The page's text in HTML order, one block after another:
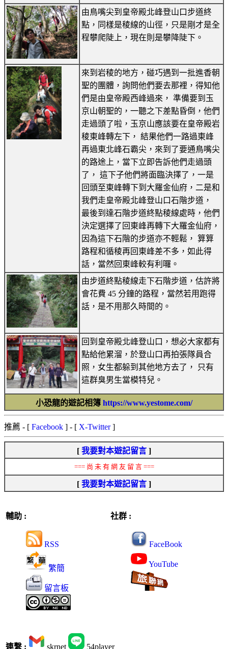
由鳥嘴尖到皇帝殿北峰登山口步道終
點，同樣是稜線的山徑，只是剛才是全
程攀爬陡上，現在則是攀降陡下。
來到岩稜的地方，碰巧遇到一批進香朝
聖的團體，詢問他們要去那裡，得知他
們是由皇帝殿西峰過來， 準備要到玉
京山朝聖的，一聽之下差點昏倒，他們
走過頭了啦，玉京山應該要在皇帝殿岩
稜東峰轉左下， 結果他們一路過東峰
再過東北峰石霸尖，來到了要通鳥嘴尖
的路途上，當下立即告訴他們走過頭
了， 這下子他們將面臨決擇了，一是
回頭至東峰轉下到大羅金仙府，二是和
我們走皇帝殿北峰登山口石階步道，
最後到達石階步道終點稜線處時，他們
決定選擇了回東峰再轉下大羅金仙府，
因為這下石階的步道亦不輕鬆， 算算
路程和循稜再回東峰差不多，如此得
話，當然回東峰較有利囉。
由步道終點稜線走下石階步道，估許將
會花費 45 分鐘的路程，當然若用跑得
話，是不用那久時間的。
回到皇帝殿北峰登山口，想必大家都有
點給他累溜，於登山口再拍張隊員合
照，女生都躲到其他地方去了， 只有
這群臭男生當模特兒。
小恐龍的遊記相簿 https://www.yestome.com/
推薦 - [ Facebook ] - [ X-Twitter]
[ 我要對本遊記留言 ]
=== 尚 未 有 網 友 留 言 ===
[ 我要對本遊記留言 ]
輔助 :
RSS
繁簡
留言板
社群 :
FaceBook
YouTube
連繫 : skrnet 54player